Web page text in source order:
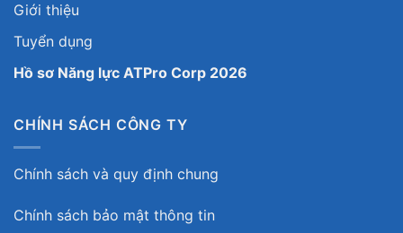
Giới thiệu
Tuyển dụng
Hồ sơ Năng lực ATPro Corp 2026
CHÍNH SÁCH CÔNG TY
Chính sách và quy định chung
Chính sách bảo mật thông tin